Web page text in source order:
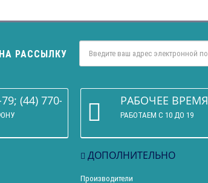
РАССЫЛКУ
(44) 770-86-68 РАБОЧЕЕ ВРЕМЯ
РАБОТАЕМ С 10 ДО 19
ДОПОЛНИТЕЛЬНО
Производители